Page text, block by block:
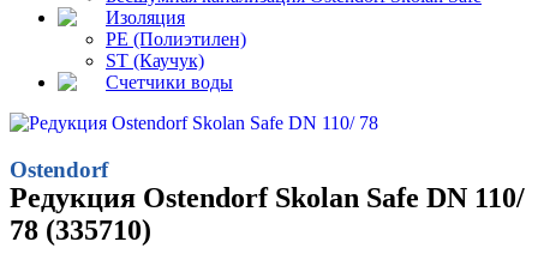
Изоляция
PE (Полиэтилен)
ST (Каучук)
Счетчики воды
Ostendorf
Редукция Ostendorf Skolan Safe DN 110/
78 (335710)